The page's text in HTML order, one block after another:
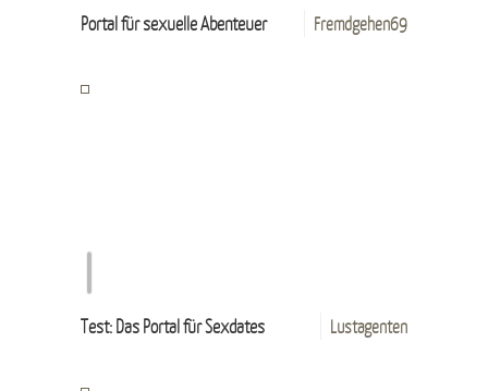
Fremdgehen69
Portal für sexuelle Abenteuer
Lustagenten
Test: Das Portal für Sexdates